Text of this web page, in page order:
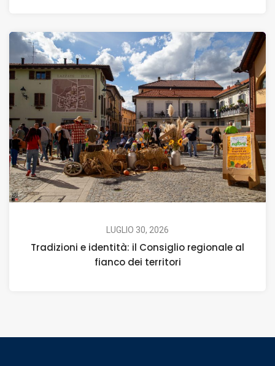
LUGLIO 30, 2026
Tradizioni e identità: il Consiglio regionale al
fianco dei territori